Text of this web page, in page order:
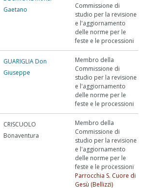
Gaetano
Commissione di
studio per la revisione
e l'aggiornamento
delle norme per le
feste e le processioni
GUARIGLIA Don
Giuseppe
Membro della
Commissione di
studio per la revisione
e l'aggiornamento
delle norme per le
feste e le processioni
CRISCUOLO
Bonaventura
Membro della
Commissione di
studio per la revisione
e l'aggiornamento
delle norme per le
feste e le processioni
Parrocchia S. Cuore di
Gesù (Bellizzi)